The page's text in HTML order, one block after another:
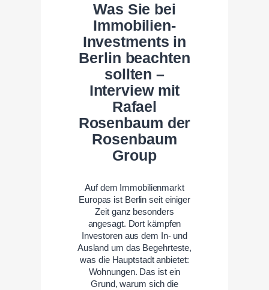
Was Sie bei
Immobilien-
Investments in
Berlin beachten
sollten –
Interview mit
Rafael
Rosenbaum der
Rosenbaum
Group
Auf dem Immobilienmarkt
Europas ist Berlin seit einiger
Zeit ganz besonders
angesagt. Dort kämpfen
Investoren aus dem In- und
Ausland um das Begehrteste,
was die Hauptstadt anbietet:
Wohnungen. Das ist ein
Grund, warum sich die